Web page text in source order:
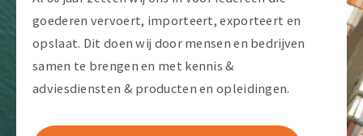
goederen vervoert, importeert, exporteert en
opslaat. Dit doen wij door mensen en bedrijven
samen te brengen en met kennis &
adviesdiensten & producten en opleidingen.